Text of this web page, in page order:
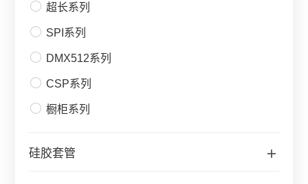
超长系列
SPI系列
DMX512系列
CSP系列
橱柜系列
硅胶套管